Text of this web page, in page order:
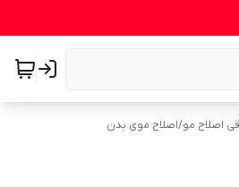
اصلاح مو/اصلاح موی بدن